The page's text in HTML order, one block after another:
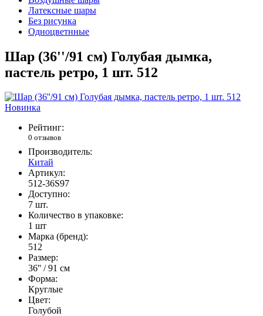
Латексные шары
Без рисунка
Одноцветнные
Шар (36''/91 см) Голубая дымка,
пастель ретро, 1 шт. 512
Новинка
Рейтинг:
0 отзывов
Производитель:
Китай
Артикул:
512-36S97
Доступно:
7 шт.
Количество в упаковке:
1 шт
Марка (бренд):
512
Размер:
36'' / 91 см
Форма:
Круглые
Цвет:
Голубой